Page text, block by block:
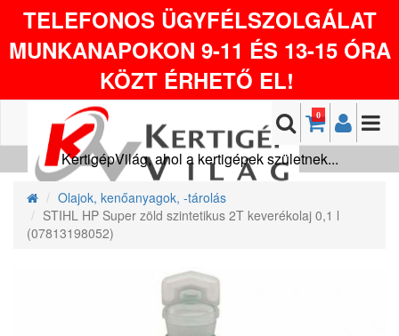
TELEFONOS ÜGYFÉLSZOLGÁLAT
MUNKANAPOKON 9-11 ÉS 13-15 ÓRA
KÖZT ÉRHETŐ EL!
0
KertigépVilág, ahol a kertigépek születnek...
Olajok, kenőanyagok, -tárolás
STIHL HP Super zöld szintetikus 2T keverékolaj 0,1 l
(07813198052)